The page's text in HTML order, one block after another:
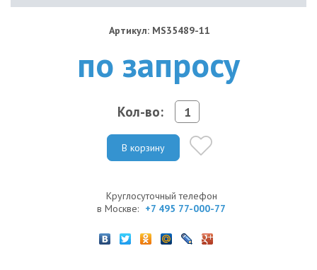
Артикул: MS35489-11
по запросу
Кол-во:
В корзину
Круглосуточный телефон
в Москве: +7 495 77-000-77